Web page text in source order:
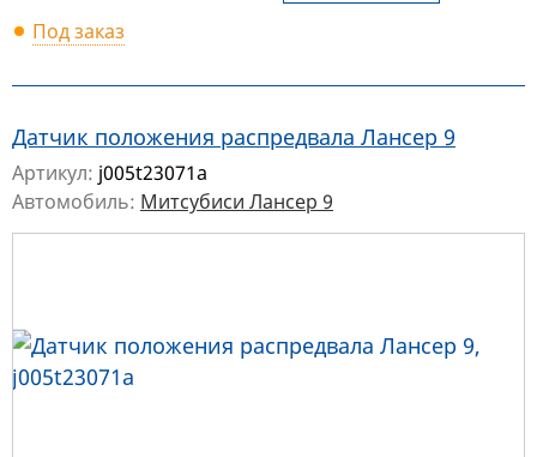
Под заказ
Датчик положения распредвала Лансер 9
Артикул: j005t23071a
Автомобиль: Митсубиси Лансер 9